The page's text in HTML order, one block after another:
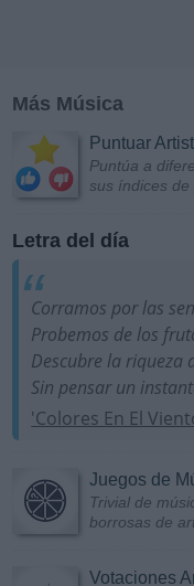
Más Música
Puntuar
Puntúa a
sus índices
Letra del día
Corramos por las
Probemos de los
Descubre la riqueza
Sin pensar un
'Colores En El
Juegos de
Trivial de
borrosas de
Votaciones